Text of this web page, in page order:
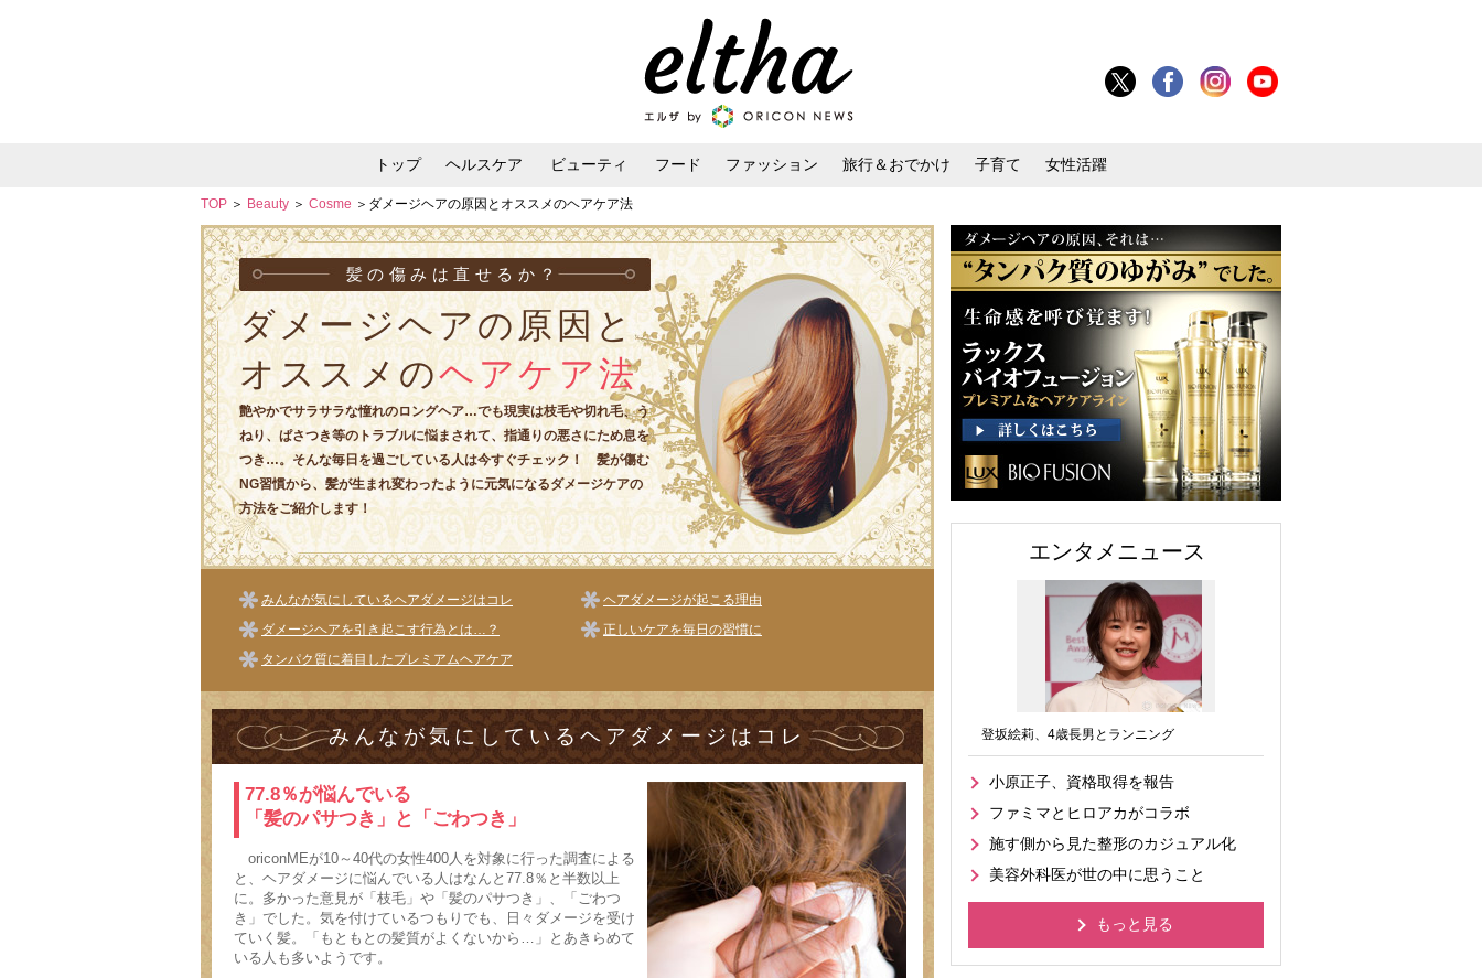
トップ ヘルスケア ビューティ
メイク・コスメ・スキンケア ダイエット・ボディケア
フード ファッション 旅行＆おでかけ 子育て 女性活躍
TOP ＞ Beauty ＞ Cosme ＞ダメージヘアの原因とオススメのヘアケア法
髪の傷みは直せるか？
ダメージヘアの原因と
オススメのヘアケア法
艶やかでサラサラな憧れのロングヘア…でも現実は枝毛や切れ毛、う
ねり、ぱさつき等のトラブルに悩まされて、指通りの悪さにため息を
つき…。そんな毎日を過ごしている人は今すぐチェック！ 髪が傷む
NG習慣から、髪が生まれ変わったように元気になるダメージケアの
方法をご紹介します！
みんなが気にしているヘアダメージはコレ
ヘアダメージが起こる理由
ダメージヘアを引き起こす行為とは…？
正しいケアを毎日の習慣に
タンパク質に着目したプレミアムヘアケア
みんなが気にしているヘアダメージはコレ
77.8％が悩んでいる
「髪のパサつき」と「ごわつき」
oriconMEが10～40代の女性400人を対象に行った調査による
と、ヘアダメージに悩んでいる人はなんと77.8％と半数以上
に。多かった意見が「枝毛」や「髪のパサつき」、「ごわつ
き」でした。気を付けているつもりでも、日々ダメージを受け
ていく髪。「もともとの髪質がよくないから…」とあきらめて
いる人も多いようです。
エンタメニュース
登坂絵莉、4歳長男とランニング
小原正子、資格取得を報告
ファミマとヒロアカがコラボ
施す側から見た整形のカジュアル化
美容外科医が世の中に思うこと
もっと見る